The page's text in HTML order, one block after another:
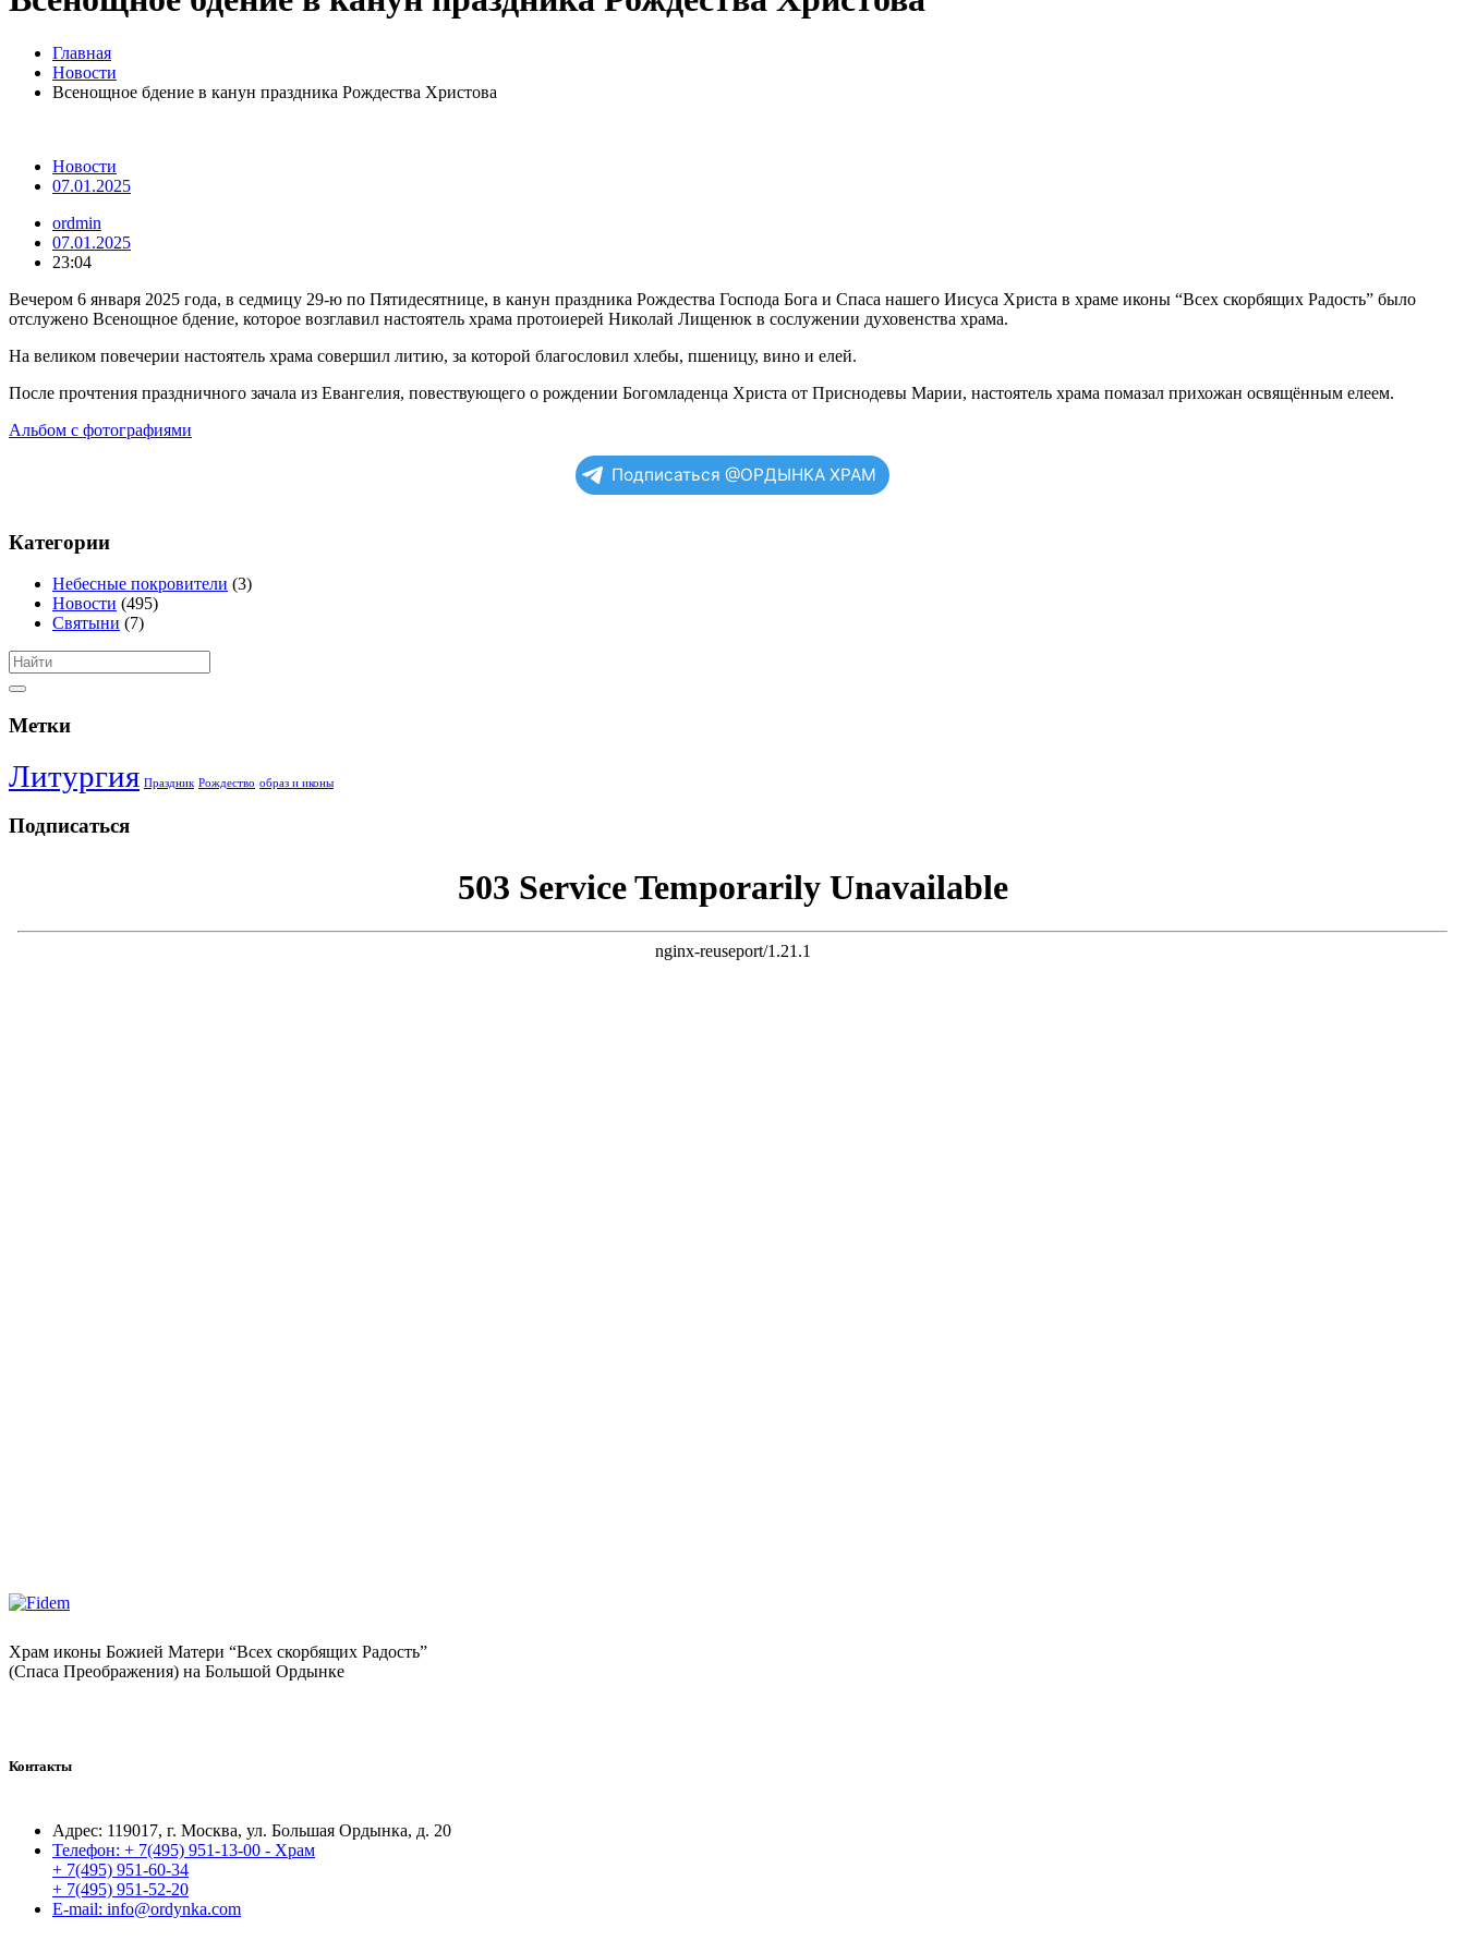
Главная
Новости
Всенощное бдение в канун праздника Рождества Христова
Новости
07.01.2025
ordmin
07.01.2025
23:04
Вечером 6 января 2025 года, в седмицу 29-ю по Пятидесятнице, в канун праздника Рождества Господа Бога и Спаса нашего Иисуса Христа в храме иконы “Всех скорбящих Радость” было
отслужено Всенощное бдение, которое возглавил настоятель храма протоиерей Николай Лищенюк в сослужении духовенства храма.
На великом повечерии настоятель храма совершил литию, за которой благословил хлебы, пшеницу, вино и елей.
После прочтения праздничного зачала из Евангелия, повествующего о рождении Богомладенца Христа от Приснодевы Марии, настоятель храма помазал прихожан освящённым елеем.
Альбом с фотографиями
Подписаться @ОРДЫНКА ХРАМ
Категории
Небесные покровители (3)
Новости (495)
Святыни (7)
Метки
Литургия Праздник Рождество образ и иконы
Подписаться
Храм иконы Божией Матери “Всех скорбящих Радость”
(Спаса Преображения) на Большой Ордынке
Контакты
Адрес: 119017, г. Москва, ул. Большая Ордынка, д. 20
Телефон: + 7(495) 951-13-00 - Храм
+ 7(495) 951-60-34
+ 7(495) 951-52-20
E-mail: info@ordynka.com